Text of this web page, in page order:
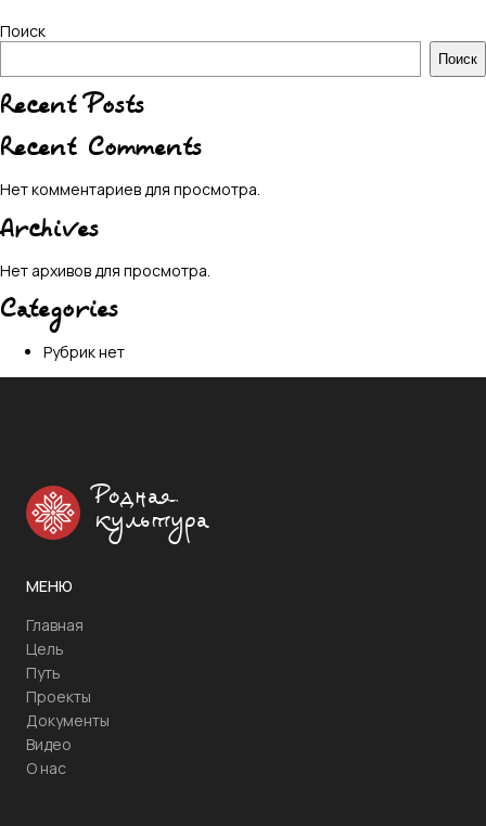
Поиск
Поиск
Recent Posts
Recent Comments
Нет комментариев для просмотра.
Archives
Нет архивов для просмотра.
Categories
Рубрик нет
Родная
культура
МЕНЮ
Главная
Цель
Путь
Проекты
Документы
Видео
О нас